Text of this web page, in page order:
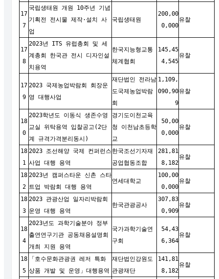
17
7
국립생태원 개원 10주년 기념
기획전 전시물 제작·설치 사
업
국립생태원
200,00
0,000
유찰
17
8
2023년 ITS 유럽총회 및 세
계총회 한국관 전시 디자인설
치용역
한국지능형교통
체계협회
145,45
4,545
유찰
17
9
2023 국제농업박람회 회장운
영 대행사업
재단법인 전라남
도국제농업박람
회
1,109,
090,90
9
유찰
18
0
2023학년도 이동식 생존수영
교실 위탁용역 입찰공고(2단
계 규격가격분리동시)
경기도이천교육
청 이천남초등학
교
50,00
0,000
유찰
18
1
2023 조선해양 국제 컨퍼런스
사업 대행 용역
한국조선기자재
공업협동조합
281,81
8,182
유찰
18
2
2023년 캠퍼스타운 신촌 스타
트업 박람회 대행 용역
연세대학교
100,00
0,000
유찰
18
3
2023 관광산업 일자리박람회
운영 대행 용역
한국관광공사
307,83
0,909
유찰
18
4
2023년도 과학기술분야 정부
출연연구기관 공동채용설명회
개최 지원 용역
국가과학기술연
구회
54,43
6,364
유찰
18
5
「호수문화관광권 레저 특화
상품 개발 및 운영」대행용역
재단법인강원도
관광재단
141,81
8,182
유찰